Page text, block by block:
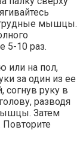
грудные мышцы.
5-10 раз.
или на пол,
за один из ее
согнув руку в
разводя
Затем
Повторите